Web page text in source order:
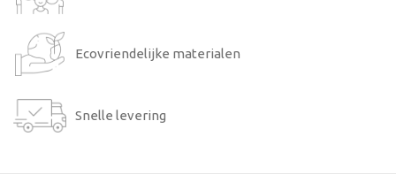
Ecovriendelijke materialen
Snelle levering